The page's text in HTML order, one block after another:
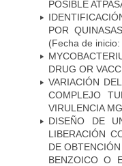
POSIBLE
POR
(Fecha de
DRUG OR
VARIACIÓN
COMPLEJO
VIRULENCIA
DISEÑO DE
LIBERACIÓN
DE
BENZOICO O